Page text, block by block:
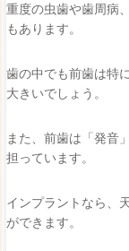
重度の虫歯や歯周病
もあります。
歯の中でも前歯は特
大きいでしょう。
また、前歯は「発音
担っています。
インプラントなら、
ができます。